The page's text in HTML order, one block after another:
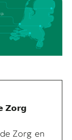
𝗭𝗼𝗿𝗴
Zorg en